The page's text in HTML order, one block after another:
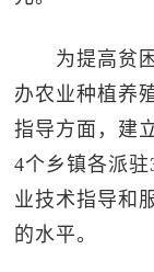
为提高贫困
办农业种植养
指导方面，建
4个乡镇各派
业技术指导和
的水平。